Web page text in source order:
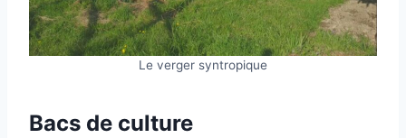
Le verger syntropique
Bacs de culture